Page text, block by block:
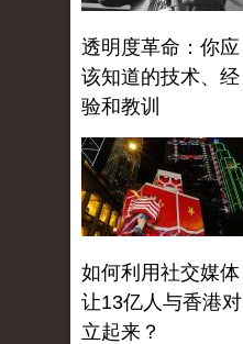
透明度革命：你应
该知道的技术、经
验和教训
如何利用社交媒体
让13亿人与香港对
立起来？